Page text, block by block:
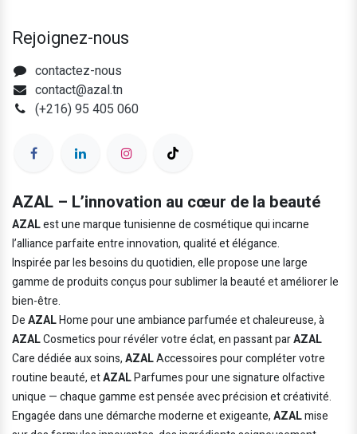
Rejoignez-nous
contactez-nous
contact@azal.tn
(+216) 95 405 060
AZAL – L’innovation au cœur de la beauté
AZALest une marque tunisienne de cosmétique qui incarne
l’alliance parfaite entre innovation, qualité et élégance.
Inspirée par les besoins du quotidien, elle propose une large
gamme de produits conçus pour sublimer la beauté et améliorer le
bien-être.
DeAZALHome pour une ambiance parfumée et chaleureuse, à
AZALCosmetics pour révéler votre éclat, en passant parAZAL
Care dédiée aux soins,AZALAccessoires pour compléter votre
routine beauté, etAZALParfumes pour une signature olfactive
unique — chaque gamme est pensée avec précision et créativité.
Engagée dans une démarche moderne et exigeante,AZALmise